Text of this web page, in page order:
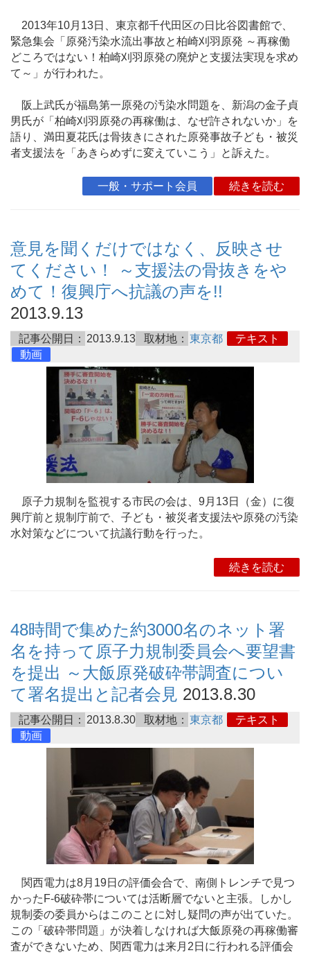
2013年10月13日、東京都千代田区の日比谷図書館で、
緊急集会「原発汚染水流出事故と柏崎刈羽原発 ～再稼働
どころではない！柏崎刈羽原発の廃炉と支援法実現を求め
て～」が行われた。
阪上武氏が福島第一原発の汚染水問題を、新潟の金子貞
男氏が「柏崎刈羽原発の再稼働は、なぜ許されないか」を
語り、満田夏花氏は骨抜きにされた原発事故子ども・被災
者支援法を「あきらめずに変えていこう」と訴えた。
一般・サポート会員 続きを読む
意見を聞くだけではなく、反映させ
てください！ ～支援法の骨抜きをや
めて！復興庁へ抗議の声を!!
2013.9.13
記事公開日： 2013.9.13 取材地： 東京都
テキスト
動画
原子力規制を監視する市民の会は、9月13日（金）に復
興庁前と規制庁前で、子ども・被災者支援法や原発の汚染
水対策などについて抗議行動を行った。
続きを読む
48時間で集めた約3000名のネット署
名を持って原子力規制委員会へ要望書
を提出 ～大飯原発破砕帯調査につい
て署名提出と記者会見 2013.8.30
記事公開日： 2013.8.30 取材地： 東京都
テキスト
動画
関西電力は8月19日の評価会合で、南側トレンチで見つ
かったF-6破砕帯については活断層でないと主張。しかし
規制委の委員からはこのことに対し疑問の声が出ていた。
この「破砕帯問題」が決着しなければ大飯原発の再稼働審
査ができないため、関西電力は来月2日に行われる評価会